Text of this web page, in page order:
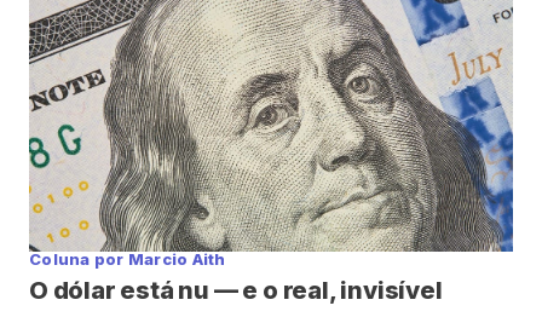
Coluna por Marcio Aith
O dólar está nu — e o real, invisível